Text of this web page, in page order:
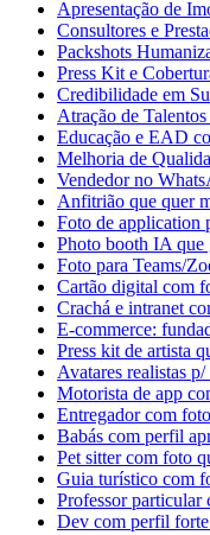
Apresentação de
Consultores e
Packshots
Press Kit e
Credibilidade em
Atração de Talentos
Educação e EAD
Melhoria de
Vendedor no
Anfitrião que quer
Foto de application
Photo booth IA que
Foto para Teams/
Cartão digital com
Crachá e intranet
E-commerce:
Press kit de artista
Avatares realistas
Motorista de app
Entregador com
Babás com perfil
Pet sitter com foto
Guia turístico com
Professor particular
Dev com perfil